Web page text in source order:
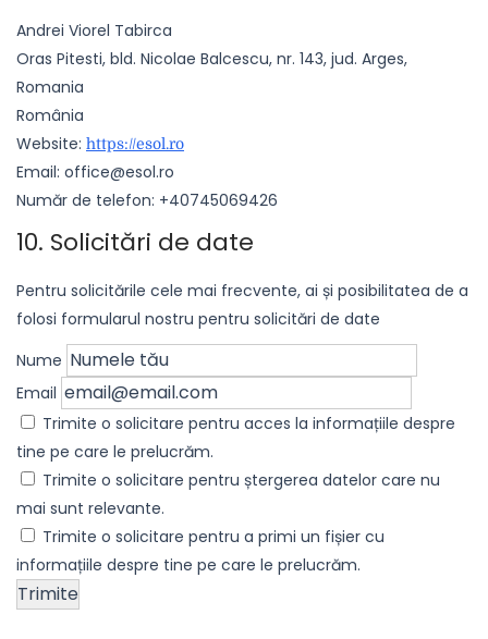
Andrei Viorel Tabirca
Oras Pitesti, bld. Nicolae Balcescu, nr. 143, jud. Arges,
Romania
România
Website: https://esol.ro
Email: office@esol.ro
Număr de telefon: +40745069426
10. Solicitări de date
Pentru solicitările cele mai frecvente, ai și posibilitatea de a
folosi formularul nostru pentru solicitări de date
Nume
Email
Trimite o solicitare pentru acces la informațiile despre
tine pe care le prelucrăm.
Trimite o solicitare pentru ștergerea datelor care nu
mai sunt relevante.
Trimite o solicitare pentru a primi un fișier cu
informațiile despre tine pe care le prelucrăm.